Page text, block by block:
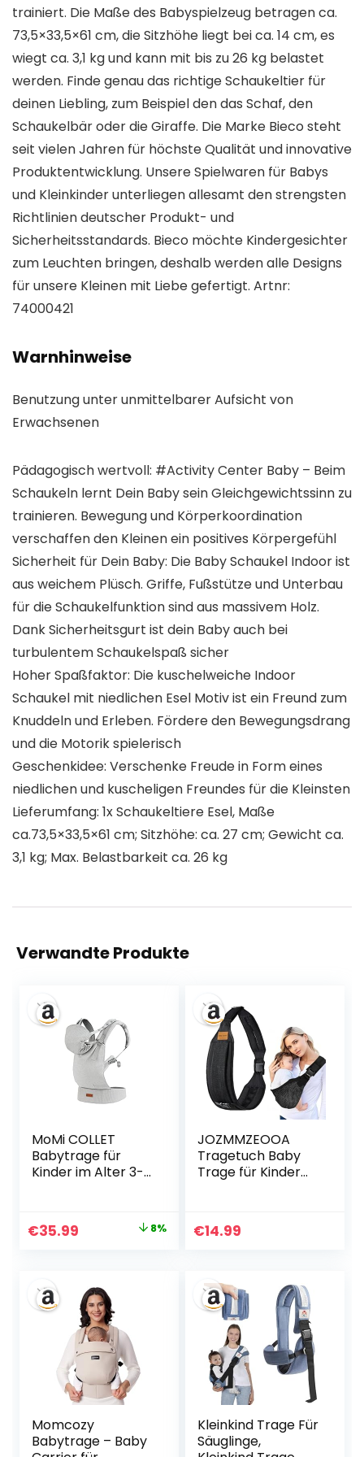
trainiert. Die Maße des Babyspielzeug betragen ca.
73,5×33,5×61 cm, die Sitzhöhe liegt bei ca. 14 cm, es
wiegt ca. 3,1 kg und kann mit bis zu 26 kg belastet
werden. Finde genau das richtige Schaukeltier für
deinen Liebling, zum Beispiel den das Schaf, den
Schaukelbär oder die Giraffe. Die Marke Bieco steht
seit vielen Jahren für höchste Qualität und innovative
Produktentwicklung. Unsere Spielwaren für Babys
und Kleinkinder unterliegen allesamt den strengsten
Richtlinien deutscher Produkt- und
Sicherheitsstandards. Bieco möchte Kindergesichter
zum Leuchten bringen, deshalb werden alle Designs
für unsere Kleinen mit Liebe gefertigt. Artnr:
74000421
Warnhinweise
Benutzung unter unmittelbarer Aufsicht von
Erwachsenen
Pädagogisch wertvoll: #Activity Center Baby – Beim
Schaukeln lernt Dein Baby sein Gleichgewichtssinn zu
trainieren. Bewegung und Körperkoordination
verschaffen den Kleinen ein positives Körpergefühl
Sicherheit für Dein Baby: Die Baby Schaukel Indoor ist
aus weichem Plüsch. Griffe, Fußstütze und Unterbau
für die Schaukelfunktion sind aus massivem Holz.
Dank Sicherheitsgurt ist dein Baby auch bei
turbulentem Schaukelspaß sicher
Hoher Spaßfaktor: Die kuschelweiche Indoor
Schaukel mit niedlichen Esel Motiv ist ein Freund zum
Knuddeln und Erleben. Fördere den Bewegungsdrang
und die Motorik spielerisch
Geschenkidee: Verschenke Freude in Form eines
niedlichen und kuscheligen Freundes für die Kleinsten
Lieferumfang: 1x Schaukeltiere Esel, Maße
ca.73,5×33,5×61 cm; Sitzhöhe: ca. 27 cm; Gewicht ca.
3,1 kg; Max. Belastbarkeit ca. 26 kg
Verwandte Produkte
MoMi COLLET
Babytrage für
Kinder im Alter 3-
Körpergewicht), 2
Tragepositionen
mit Kapuze und
einer
Köpfchenstütze
für das Baby
Ursprünglicher
€38.99
€35.99 Aktueller
€35.99.
8%
JOZMMZEOOA
Tragetuch Baby
Trage für Kinder
Verstellbar Trage
Geeignet für
Säuglinge und
Kleinkinder im
Alter Von 6-48
mth (Mesh)
€14.99
Momcozy
Babytrage – Baby
Kleinkind Trage Für
Säuglinge,